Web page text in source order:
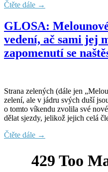
Čtěte dále →
GLOSA:
vedení, ač sami jej
zapomenutí se
Strana zelených (dále jen
zelení, ale v jádru svých duší
o tomto víkendu zvolila své
dělat sjezdy, jelikož jejich celá
Čtěte dále →